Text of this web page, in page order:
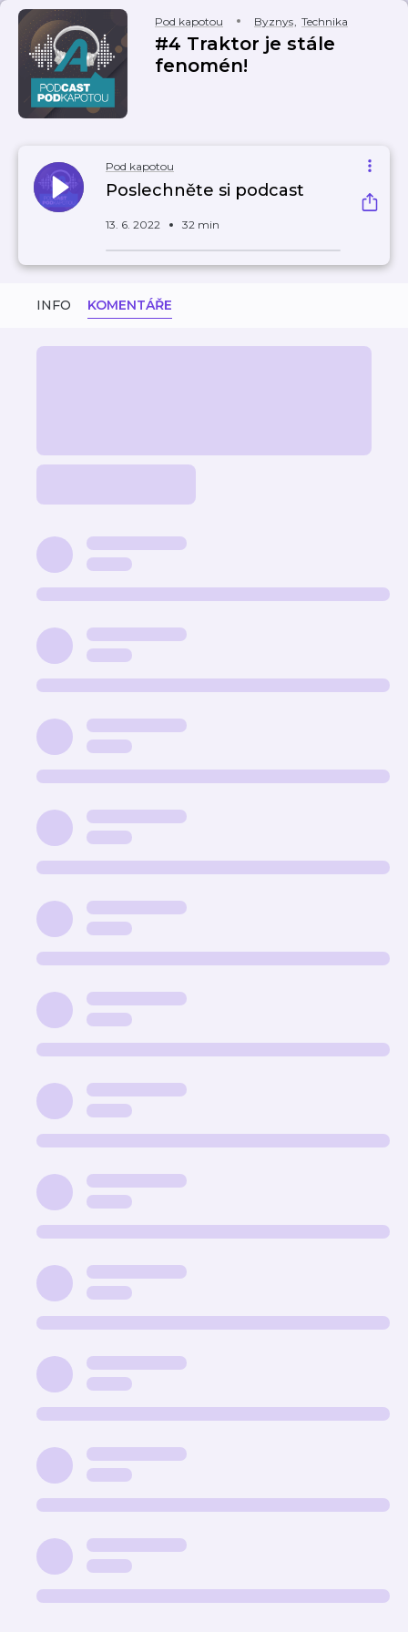
Pod kapotou Byznys, Technika
#4 Traktor je stále
fenomén!
Pod kapotou
Poslechněte si podcast
13. 6. 2022 32 min
INFO KOMENTÁŘE